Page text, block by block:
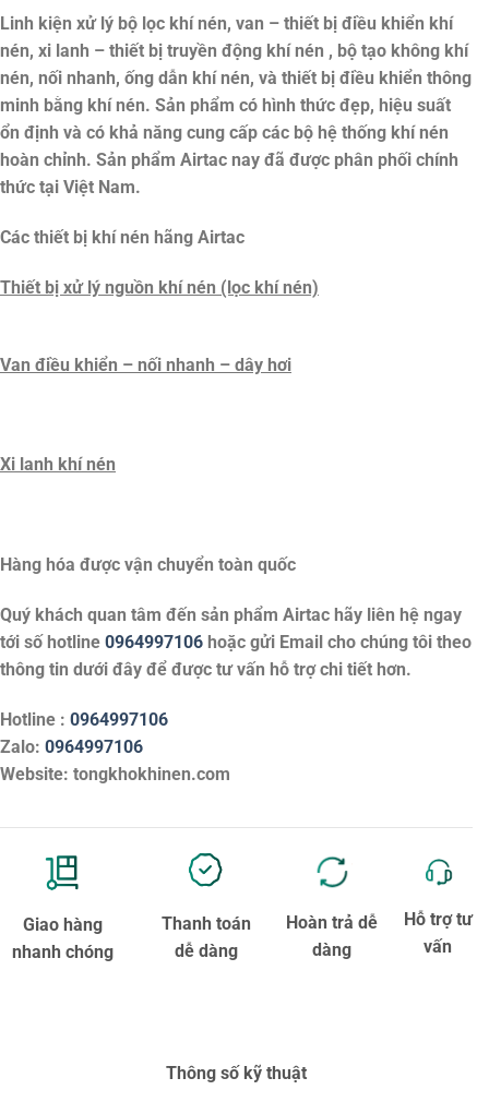
Linh kiện xử lý bộ lọc khí nén, van – thiết bị điều khiển khí
nén, xi lanh – thiết bị truyền động khí nén , bộ tạo không khí
nén, nối nhanh, ống dẫn khí nén, và thiết bị điều khiển thông
minh bằng khí nén. Sản phẩm có hình thức đẹp, hiệu suất
ổn định và có khả năng cung cấp các bộ hệ thống khí nén
hoàn chỉnh. Sản phẩm Airtac nay đã được phân phối chính
thức tại Việt Nam.
Các thiết bị khí nén hãng Airtac
Thiết bị xử lý nguồn khí nén (lọc khí nén)
Van điều khiển – nối nhanh – dây hơi
Xi lanh khí nén
Hàng hóa được vận chuyển toàn quốc
Quý khách quan tâm đến sản phẩm Airtac hãy liên hệ ngay
tới số hotline 0964997106 hoặc gửi Email cho chúng tôi theo
thông tin dưới đây để được tư vấn hỗ trợ chi tiết hơn.
Hotline : 0964997106
Zalo: 0964997106
Website: tongkhokhinen.com
Giao hàng
nhanh chóng
Thanh toán
dễ dàng
Hoàn trả dễ
dàng
Hỗ trợ tư
vấn
Thông số kỹ thuật